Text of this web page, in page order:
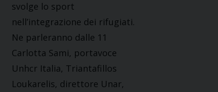
svolge lo sport
nell’integrazione dei rifugiati.
Ne parleranno dalle 11
Carlotta Sami, portavoce
Unhcr Italia, Triantafillos
Loukarelis, direttore Unar,